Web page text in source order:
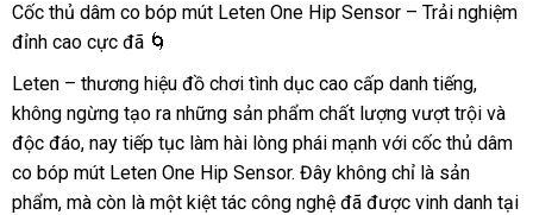
Cốc thủ dâm co bóp mút Leten One Hip Sensor – Trải nghiệm
đỉnh cao cực đã 🌀
Leten – thương hiệu đồ chơi tình dục cao cấp danh tiếng,
không ngừng tạo ra những sản phẩm chất lượng vượt trội và
độc đáo, nay tiếp tục làm hài lòng phái mạnh với cốc thủ dâm
co bóp mút Leten One Hip Sensor. Đây không chỉ là sản
phẩm, mà còn là một kiệt tác công nghệ đã được vinh danh tại